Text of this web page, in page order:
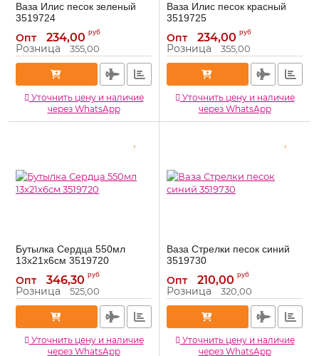
Ваза Илис песок зеленый
3519724
Артикул: 3519724
Опт 234,00 руб
Розница 355,00
Уточнить цену и наличие
через WhatsApp
Ваза Илис песок красный
3519725
Артикул: 3519725
Опт 234,00 руб
Розница 355,00
Уточнить цену и наличие
через WhatsApp
Бутылка Сердца 550мл
13х21х6см 3519720
Артикул: 3519720
Опт 346,30 руб
Розница 525,00
Уточнить цену и наличие
через WhatsApp
Ваза Стрелки песок синий
3519730
Артикул: 3519730
Опт 210,00 руб
Розница 320,00
Уточнить цену и наличие
через WhatsApp